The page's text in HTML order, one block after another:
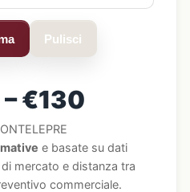
Pulisci
€130
e basate su dati
mercato e distanza tra
commerciale.